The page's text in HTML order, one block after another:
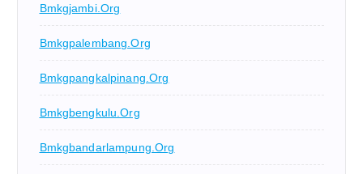
Bmkgjambi.org
Bmkgpalembang.org
Bmkgpangkalpinang.org
Bmkgbengkulu.org
Bmkgbandarlampung.org